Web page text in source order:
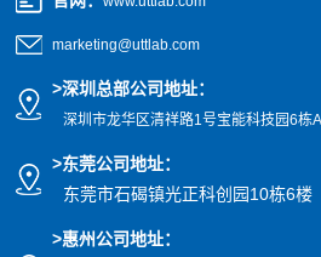
marketing@uttlab.com
>深圳总部公司地址：
深圳市龙华区清祥路1号宝能科技园6栋
>东莞公司地址：
东莞市石碣镇光正科创园10栋6楼
>惠州公司地址：